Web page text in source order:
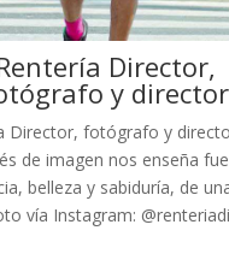
Director,
y director
Director, fotógrafo y
de imagen nos enseña
belleza y sabiduría, de
vía Instagram: